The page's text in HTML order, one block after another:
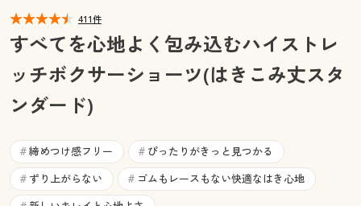
マイページ
閲覧履歴
お気に入り
サポート
ご利用ガイド
閲覧履歴
お気に入り
サポート
ご利用ガイド
よくある質問とお問い合わせ
411件
すべてを心地よく包み込むハイストレ
ッチボクサーショーツ(はきこみ丈スタ
ンダード)
# 締めつけ感フリー # ぴったりがきっと見つかる
# ずり上がらない # ゴムもレースもない快適なはき心地